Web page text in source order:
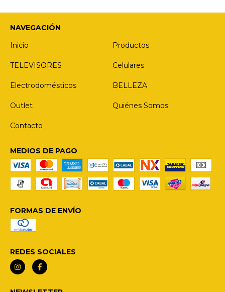
NAVEGACIÓN
Inicio
Productos
TELEVISORES Celulares
Electrodomésticos BELLEZA
Outlet Quiénes Somos
Contacto
MEDIOS DE PAGO
FORMAS DE ENVÍO
REDES SOCIALES